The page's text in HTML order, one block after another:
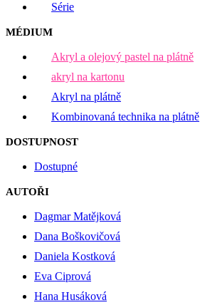
Série
MÉDIUM
Akryl a olejový pastel na plátně
akryl na kartonu
Akryl na plátně
Kombinovaná technika na plátně
DOSTUPNOST
Dostupné
AUTOŘI
Dagmar Matějková
Dana Boškovičová
Daniela Kostková
Eva Ciprová
Hana Husáková